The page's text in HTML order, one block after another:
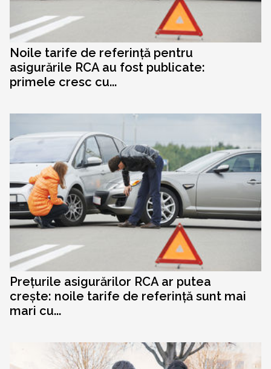
Noile tarife de referință pentru
asigurările RCA au fost publicate:
primele cresc cu...
Prețurile asigurărilor RCA ar putea
crește: noile tarife de referință sunt mai
mari cu...